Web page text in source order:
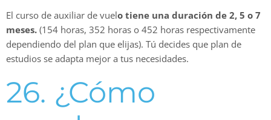
El curso de auxiliar de vuelo tiene una duración de 2, 5 o 7
meses. (154 horas, 352 horas o 452 horas respectivamente
dependiendo del plan que elijas). Tú decides que plan de
estudios se adapta mejor a tus necesidades.
26. ¿Cómo